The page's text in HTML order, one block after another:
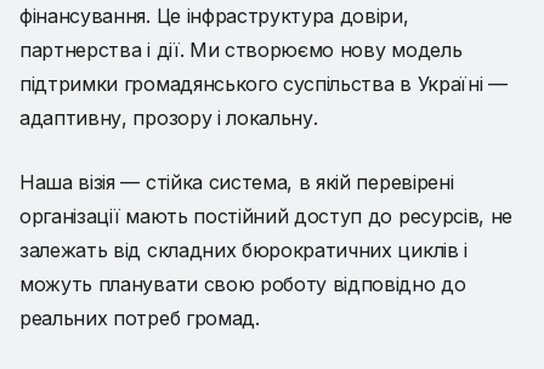
фінансування. Це інфраструктура довіри,
партнерства і дії. Ми створюємо нову модель
підтримки громадянського суспільства в Україні —
адаптивну, прозору і локальну.
Наша візія — стійка система, в якій перевірені
організації мають постійний доступ до ресурсів, не
залежать від складних бюрократичних циклів і
можуть планувати свою роботу відповідно до
реальних потреб громад.